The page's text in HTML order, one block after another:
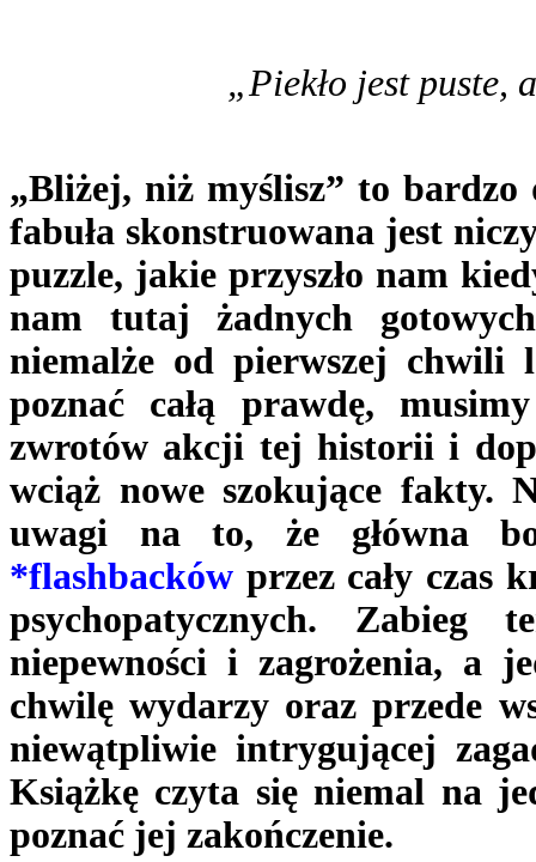
„Piekło jest puste,
„Bliżej, niż myślisz” to
fabuła skonstruowana jest
puzzle, jakie przyszło nam
nam tutaj żadnych
niemalże od pierwszej chwili
poznać całą prawdę,
zwrotów akcji tej historii i
wciąż nowe szokujące fakty.
uwagi na to, że główna
*flashbacków przez cały czas
psychopatycznych. Zabieg
niepewności i zagrożenia, a
chwilę wydarzy oraz przede
niewątpliwie intrygującej
Książkę czyta się niemal na
poznać jej zakończenie.